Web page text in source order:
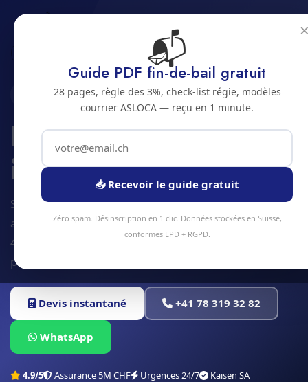
Entretien plantes interieures
Bienne
2500 · JURA BERNOIS
Entretien de plantes
interieures a Bienne
Service entretien plantes interieures à Bienne et
alentours. Devis gratuit sous 24h, intervention sous
48h en moyenne. Équipe locale, matériel
professionnel, tarifs transparents.
Devis instantané +41 78 319 32 82
WhatsApp
4.9/5 Assurance 5M CHF Urgences 24/7 Kaisen SA
📬
Guide PDF fin-de-bail gratuit
28 pages, règle des 3%, check-list régie, modèles
courrier ASLOCA — reçu en 1 minute.
📥 Recevoir le guide gratuit
Zéro spam. Désinscription en 1 clic. Données stockées en Suisse,
conformes LPD + RGPD.